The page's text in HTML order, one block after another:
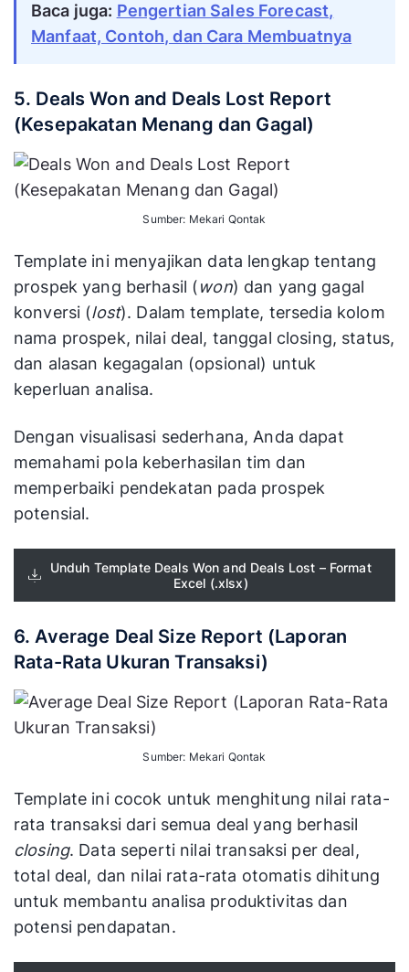
Baca juga: Pengertian Sales Forecast,
Manfaat, Contoh, dan Cara Membuatnya
5. Deals Won and Deals Lost Report
(Kesepakatan Menang dan Gagal)
Sumber: Mekari Qontak
Template ini menyajikan data lengkap tentang
prospek yang berhasil (won) dan yang gagal
konversi (lost). Dalam template, tersedia kolom
nama prospek, nilai deal, tanggal closing, status,
dan alasan kegagalan (opsional) untuk
keperluan analisa.
Dengan visualisasi sederhana, Anda dapat
memahami pola keberhasilan tim dan
memperbaiki pendekatan pada prospek
potensial.
Unduh Template Deals Won and Deals Lost – Format
Excel (.xlsx)
6. Average Deal Size Report (Laporan
Rata-Rata Ukuran Transaksi)
Sumber: Mekari Qontak
Template ini cocok untuk menghitung nilai rata-
rata transaksi dari semua deal yang berhasil
closing. Data seperti nilai transaksi per deal,
total deal, dan nilai rata-rata otomatis dihitung
untuk membantu analisa produktivitas dan
potensi pendapatan.